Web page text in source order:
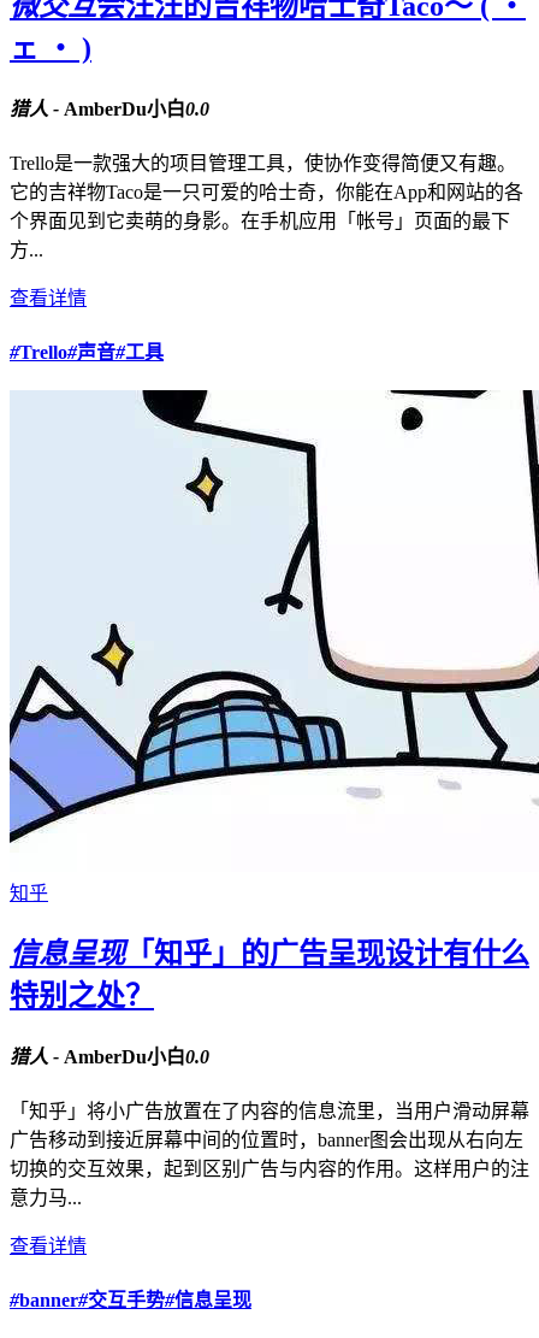
微交互会汪汪的吉祥物哈士奇Taco～ ( ・
ェ ・ )
猎人 - AmberDu小白0.0
Trello是一款强大的项目管理工具，使协作变得简便又有趣。
它的吉祥物Taco是一只可爱的哈士奇，你能在App和网站的各
个界面见到它卖萌的身影。在手机应用「帐号」页面的最下
方...
查看详情
#Trello#声音#工具
知乎
信息呈现「知乎」的广告呈现设计有什么
特别之处？
猎人 - AmberDu小白0.0
「知乎」将小广告放置在了内容的信息流里，当用户滑动屏幕
广告移动到接近屏幕中间的位置时，banner图会出现从右向左
切换的交互效果，起到区别广告与内容的作用。这样用户的注
意力马...
查看详情
#banner#交互手势#信息呈现